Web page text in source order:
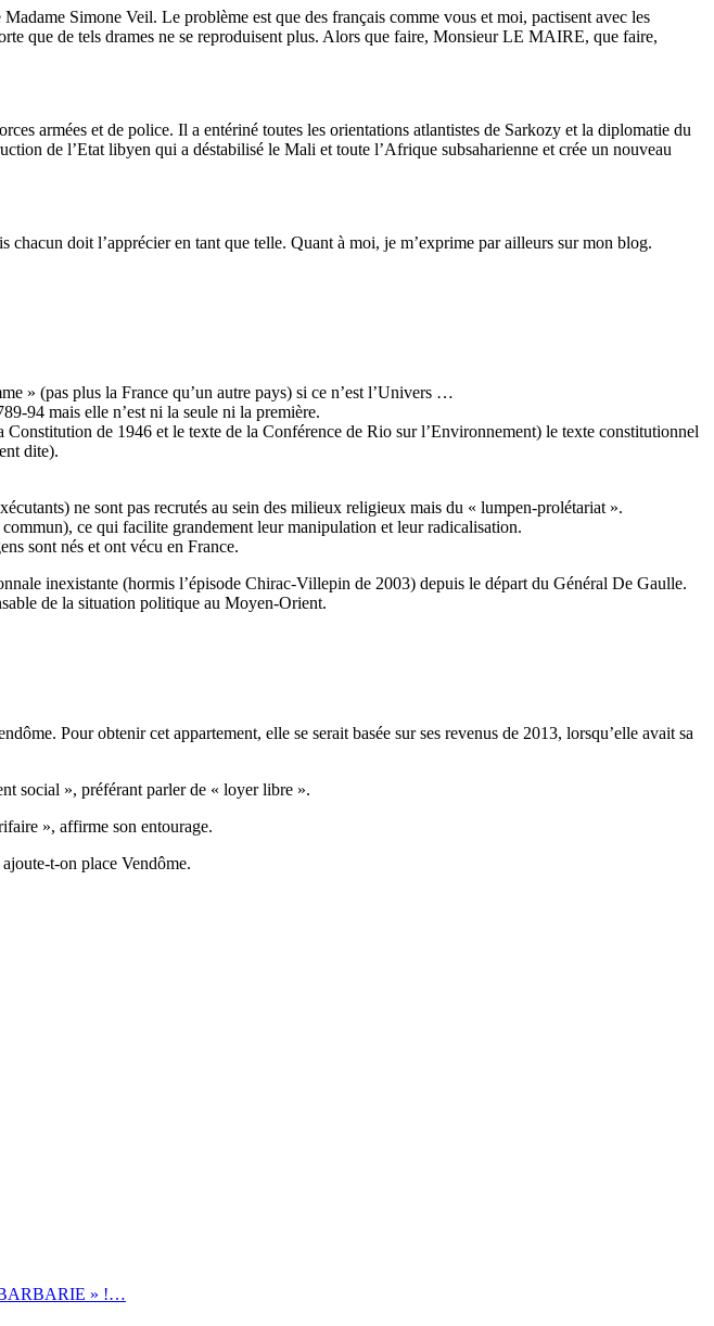
Simone Veil. Le problème est que des français comme vous et moi, pactisent avec les
que de tels drames ne se reproduisent plus. Alors que faire, Monsieur LE MAIRE, que faire,
armées et de police. Il a entériné toutes les orientations atlantistes de Sarkozy et la diplomatie du
de l’Etat libyen qui a déstabilisé le Mali et toute l’Afrique subsaharienne et crée un nouveau
doit l’apprécier en tant que telle. Quant à moi, je m’exprime par ailleurs sur mon blog.
» (pas plus la France qu’un autre pays) si ce n’est l’Univers …
94 mais elle n’est ni la seule ni la première.
de 1946 et le texte de la Conférence de Rio sur l’Environnement) le texte constitutionnel
dite).
ne sont pas recrutés au sein des milieux religieux mais du « lumpen-prolétariat ».
ce qui facilite grandement leur manipulation et leur radicalisation.
sont nés et ont vécu en France.
inexistante (hormis l’épisode Chirac-Villepin de 2003) depuis le départ du Général De Gaulle.
de la situation politique au Moyen-Orient.
Pour obtenir cet appartement, elle se serait basée sur ses revenus de 2013, lorsqu’elle avait sa
social », préférant parler de « loyer libre ».
», affirme son entourage.
t-on place Vendôme.
» !…